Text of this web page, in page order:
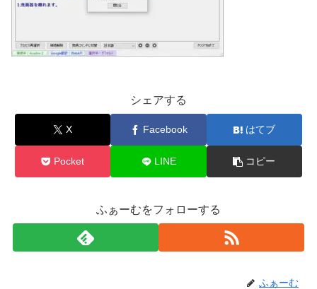
シェアする
X Facebook はてブ
Pocket LINE コピー
ふぁーむをフォローする
ふぁーむ